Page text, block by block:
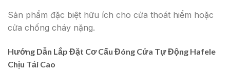
Sản phẩm đặc biệt hữu ích cho cửa thoát hiểm hoặc
cửa chống cháy nặng.
Hướng Dẫn Lắp Đặt Cơ Cấu Đóng Cửa Tự Động Hafele
Chịu Tải Cao